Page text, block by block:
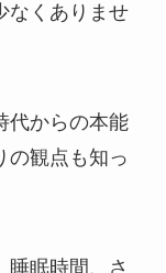
なくありませ
代からの本能
の観点も知っ
睡眠時間、さ